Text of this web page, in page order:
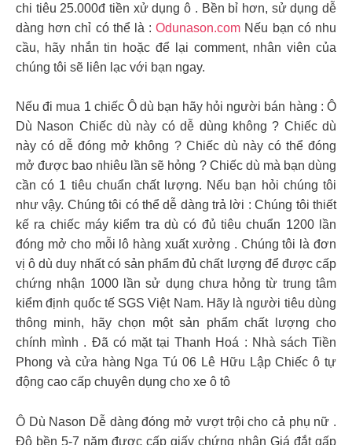
chi tiêu 25.000đ tiền xử dụng ô . Bền bỉ hơn, sử dụng dễ
dàng hơn chỉ có thể là :Odunason.com Nếu bạn có nhu
cầu, hãy nhắn tin hoặc để lại comment, nhân viên của
chúng tôi sẽ liên lạc với bạn ngay.
Nếu đi mua 1 chiếc Ô dù bạn hãy hỏi người bán hàng : Ô
Dù Nason Chiếc dù này có dễ dùng không ? Chiếc dù
này có dễ đóng mở không ? Chiếc dù này có thể đóng
mở được bao nhiêu lần sẽ hỏng ? Chiếc dù mà bạn dùng
cần có 1 tiêu chuẩn chất lượng. Nếu bạn hỏi chúng tôi
như vậy. Chúng tôi có thể dễ dàng trả lời : Chúng tôi thiết
kế ra chiếc máy kiểm tra dù có đủ tiêu chuẩn 1200 lần
đóng mở cho mỗi lô hàng xuất xưởng . Chúng tôi là đơn
vị ô dù duy nhất có sản phẩm đủ chất lượng để được cấp
chứng nhận 1000 lần sử dụng chưa hỏng từ trung tâm
kiểm định quốc tế SGS Việt Nam. Hãy là người tiêu dùng
thông minh, hãy chọn một sản phẩm chất lượng cho
chính mình . Đã có mặt tại Thanh Hoá : Nhà sách Tiền
Phong và cửa hàng Nga Tú 06 Lê Hữu Lập Chiếc ô tự
động cao cấp chuyên dụng cho xe ô tô
Ô Dù Nason Dễ dàng đóng mở vượt trội cho cả phụ nữ .
Độ bền 5-7 năm được cấp giấy chứng nhận Giá đắt gấp